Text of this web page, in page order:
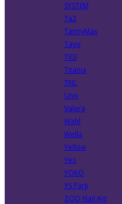
SYSTEM
Ta2
TannyMax
Tayo
TIGI
Titania
TNL
Uno
Valera
Wahl
Wella
Yellow
Yes
YOKO
YS Park
ZOO Nail Art